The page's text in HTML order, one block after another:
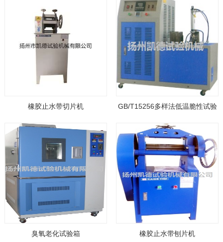
橡胶止水带切片机
GB/T15256多样法低温脆性试验
臭氧老化试验箱 橡胶止水带刨片机